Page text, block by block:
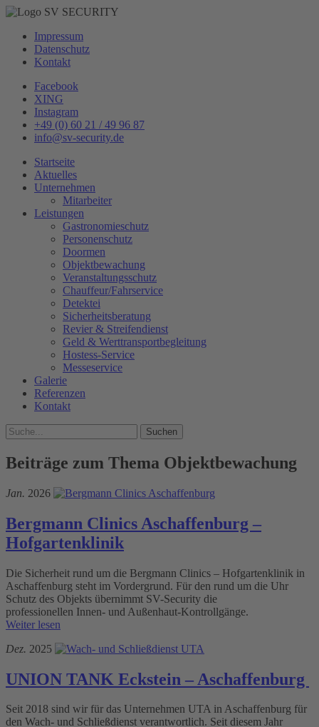
Impressum
Datenschutz
Kontakt
Facebook
XING
Instagram
+49 (0) 60 21 / 49 96 87
info@sv-security.de
Startseite
Aktuelles
Unternehmen
Mitarbeiter
Leistungen
Gastronomieschutz
Personenschutz
Doormen
Objektbewachung
Veranstaltungsschutz
Chauffeur/Fahrservice
Detektei
Sicherheitsberatung
Revier & Streifendienst
Geld & Werttransportbegleitung
Hostess-Service
Messeservice
Galerie
Referenzen
Kontakt
Beiträge zum Thema Objektbewachung
Jan. 2026
Bergmann Clinics Aschaffenburg –
Hofgartenklinik
Die Sicherheit rund um die Bergmann Clinics – Hofgartenklinik in
Aschaffenburg steht im Vordergrund. Für den rund um die Uhr
Schutz des Objekts übernimmt SV-Security die
professionellen Innen- und Außenhaut-Kontrollgänge.
Weiter lesen
Dez. 2025
UNION TANK Eckstein – Aschaffenburg
Seit 2018 sind wir für das Unternehmen UTA in Aschaffenburg für
den Wach- und Schließdienst verantwortlich. Seit diesem Jahr